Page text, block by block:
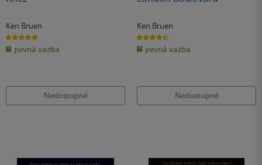
Ken Bruen
5.0
z
5
hvězdiček
pevná vazba
Nedostupné
Ken Bruen
4.5
z
5
hvězdiček
pevná vazba
Nedostupné